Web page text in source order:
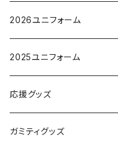
オーセンティックユニフォーム
レプリカユニフォーム
2026ユニフォーム
2025ユニフォーム
オーセンティックユニフォーム
レプリカユニフォーム
応援グッズ
タオルマフラー
ガミティグッズ